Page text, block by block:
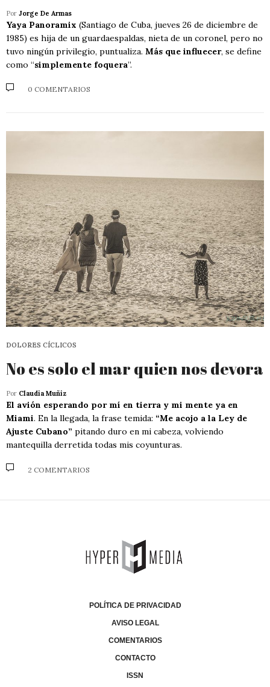
Por Jorge De Armas
Yaya Panoramix (Santiago de Cuba, jueves 26 de diciembre de
1985) es hija de un guardaespaldas, nieta de un coronel, pero no
tuvo ningún privilegio, puntualiza. Más que influecer, se define
como “simplemente foquera”.
0 COMENTARIOS
DOLORES CÍCLICOS
No es solo el mar quien nos devora
Por Claudia Muñiz
El avión esperando por mí en tierra y mi mente ya en
Miami. En la llegada, la frase temida: “Me acojo a la Ley de
Ajuste Cubano” pitando duro en mi cabeza, volviendo
mantequilla derretida todas mis coyunturas.
2 COMENTARIOS
POLÍTICA DE PRIVACIDAD
AVISO LEGAL
COMENTARIOS
CONTACTO
ISSN